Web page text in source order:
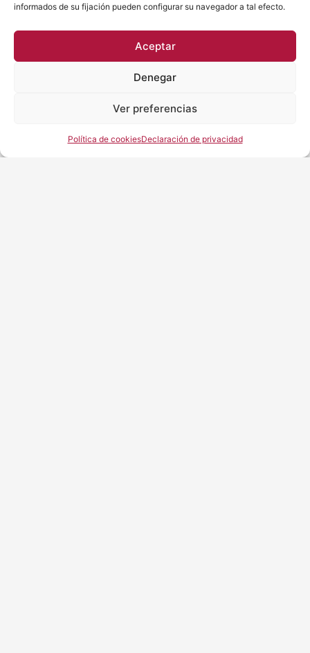
informados de su fijación pueden configurar su navegador a tal efecto.
Aceptar
Denegar
Ver preferencias
Política de cookiesDeclaración de privacidad